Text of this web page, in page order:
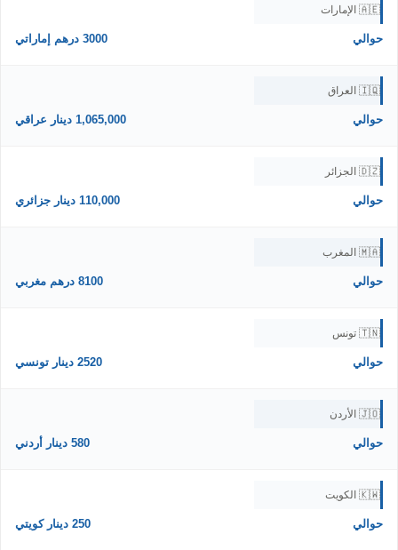
🇦🇪 الإمارات
حوالي 3000 درهم إماراتي
🇮🇶 العراق
حوالي 1,065,000 دينار عراقي
🇩🇿 الجزائر
حوالي 110,000 دينار جزائري
🇲🇦 المغرب
حوالي 8100 درهم مغربي
🇹🇳 تونس
حوالي 2520 دينار تونسي
🇯🇴 الأردن
حوالي 580 دينار أردني
🇰🇼 الكويت
حوالي 250 دينار كويتي